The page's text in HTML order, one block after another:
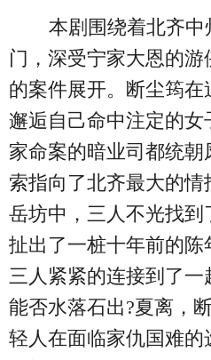
本剧围绕着北齐
门，深受宁家大恩的
的案件展开。断尘筠在
邂逅自己命中注定的
家命案的暗业司都统
索指向了北齐最大的情
岳坊中，三人不光找
扯出了一桩十年前的
三人紧紧的连接到了一
能否水落石出?夏离，
轻人在面临家仇国难的